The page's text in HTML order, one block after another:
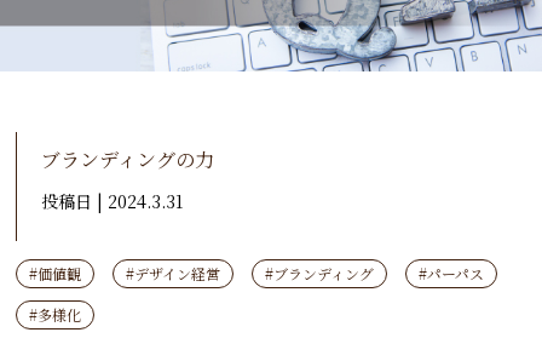
ブランディングの力
投稿日 | 2024.3.31
#価値観 #デザイン経営 #ブランディング
#パーパス
#多様化